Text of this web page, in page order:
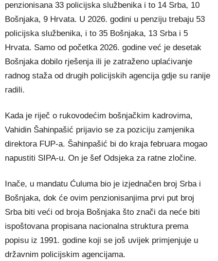
penzionisana 33 policijska službenika i to 14 Srba, 10
Bošnjaka, 9 Hrvata. U 2026. godini u penziju trebaju 53
policijska službenika, i to 35 Bošnjaka, 13 Srba i 5
Hrvata. Samo od početka 2026. godine već je desetak
Bošnjaka dobilo rješenja ili je zatraženo uplaćivanje
radnog staža od drugih policijskih agencija gdje su ranije
radili.
Kada je riječ o rukovodećim bošnjačkim kadrovima,
Vahidin Šahinpašić prijavio se za poziciju zamjenika
direktora FUP-a. Šahinpašić bi do kraja februara mogao
napustiti SIPA-u. On je šef Odsjeka za ratne zločine.
Inače, u mandatu Ćuluma bio je izjednačen broj Srba i
Bošnjaka, dok će ovim penzionisanjima prvi put broj
Srba biti veći od broja Bošnjaka što znači da neće biti
ispoštovana propisana nacionalna struktura prema
popisu iz 1991. godine koji se još uvijek primjenjuje u
državnim policijskim agencijama.